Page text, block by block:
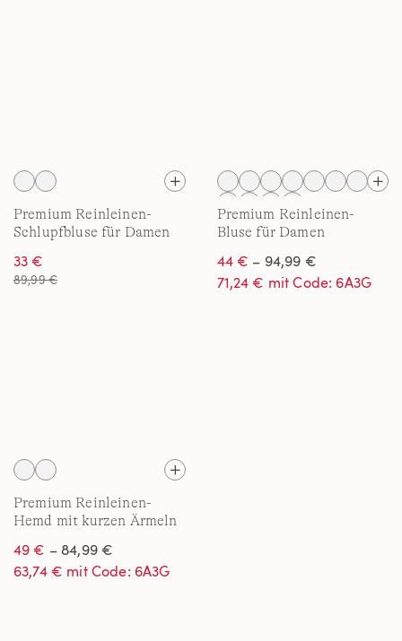
Premium Reinleinen-
Schlupfbluse für Damen
33 €
89,99 €
Premium Reinleinen-
Bluse für Damen
44 € – 94,99 €
71,24 € mit Code: 6A3G
Premium Reinleinen-
Hemd mit kurzen Ärmeln
49 € – 84,99 €
63,74 € mit Code: 6A3G